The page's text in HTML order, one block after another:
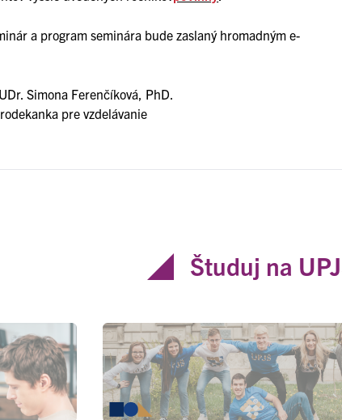
a program seminára bude zaslaný hromadným e-
Simona Ferenčíková, PhD.
pre vzdelávanie
Študuj na